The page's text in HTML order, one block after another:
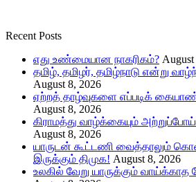
Recent Posts
எது உண்மையான நாகரிகம்?
தமிழ், தமிழர், தமிழ்நாடு என்று
August 8, 2026
ஏற்றத் தாழ்வுகளை எப்படிக்
August 8, 2026
கிராமத்து வாழ்க்கையும்
August 8, 2026
யாருடன் கூட்டணி வைத்தாலும்
இருக்கும் திமுக! August 8, 2026
உலகில் வேறு யாருக்கும் வாய்க்காத